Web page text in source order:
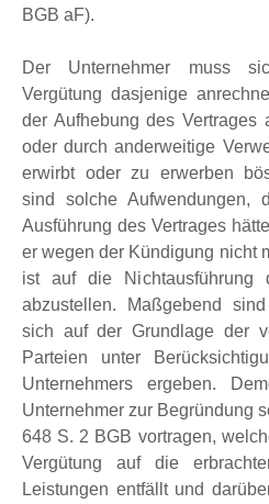
BGB aF).
Der Unternehmer muss
Vergütung dasjenige
der Aufhebung des Vertrages
oder durch anderweitige
erwirbt oder zu erwerben
sind solche Aufwendungen,
Ausführung des Vertrages
er wegen der Kündigung nicht
ist auf die Nichtausführung
abzustellen. Maßgebend
sich auf der Grundlage der
Parteien unter
Unternehmers ergeben.
Unternehmer zur Begründung
648 S. 2 BGB vortragen,
Vergütung auf die
Leistungen entfällt und